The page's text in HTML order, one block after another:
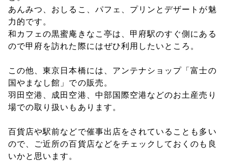
あんみつ、おしるこ、パフェ、プリンとデザートが魅
力的です。
和カフェの黒蜜庵きなこ亭は、甲府駅のすぐ側にある
ので甲府を訪れた際にはぜひ利用したいところ。
この他、東京日本橋には、アンテナショップ「富士の
国やまなし館」での販売。
羽田空港、成田空港、中部国際空港などのお土産売り
場での取り扱いもあります。
百貨店や駅前などで催事出店をされていることも多い
ので、ご近所の百貨店などをチェックしておくのも良
いかと思います。